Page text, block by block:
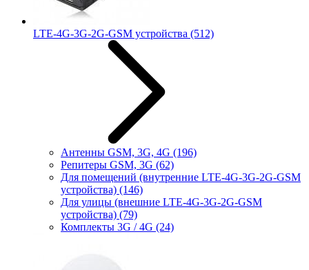
LTE-4G-3G-2G-GSM устройства (512)
Антенны GSM, 3G, 4G (196)
Репитеры GSM, 3G (62)
Для помещений (внутренние LTE-4G-3G-2G-GSM
устройства) (146)
Для улицы (внешние LTE-4G-3G-2G-GSM
устройства) (79)
Комплекты 3G / 4G (24)